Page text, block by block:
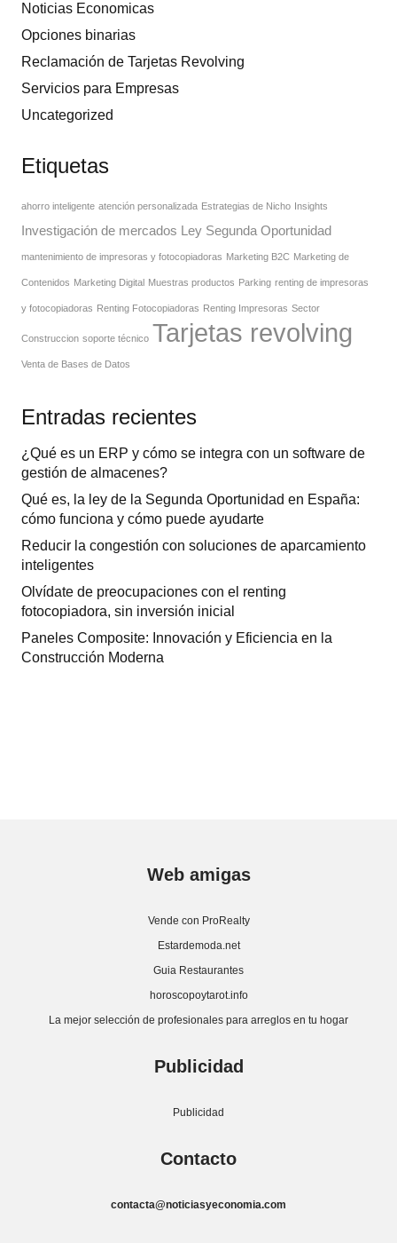
Noticias Economicas
Opciones binarias
Reclamación de Tarjetas Revolving
Servicios para Empresas
Uncategorized
Etiquetas
ahorro inteligente atención personalizada Estrategias de Nicho Insights
Investigación de mercados Ley Segunda Oportunidad
mantenimiento de impresoras y fotocopiadoras Marketing B2C Marketing de
Contenidos Marketing Digital Muestras productos Parking renting de impresoras
y fotocopiadoras Renting Fotocopiadoras Renting Impresoras Sector
Construccion soporte técnico Tarjetas revolving
Venta de Bases de Datos
Entradas recientes
¿Qué es un ERP y cómo se integra con un software de
gestión de almacenes?
Qué es, la ley de la Segunda Oportunidad en España:
cómo funciona y cómo puede ayudarte
Reducir la congestión con soluciones de aparcamiento
inteligentes
Olvídate de preocupaciones con el renting
fotocopiadora, sin inversión inicial
Paneles Composite: Innovación y Eficiencia en la
Construcción Moderna
Web amigas
Vende con ProRealty
Estardemoda.net
Guia Restaurantes
horoscopoytarot.info
La mejor selección de profesionales para arreglos en tu hogar
Publicidad
Publicidad
Contacto
contacta@noticiasyeconomia.com